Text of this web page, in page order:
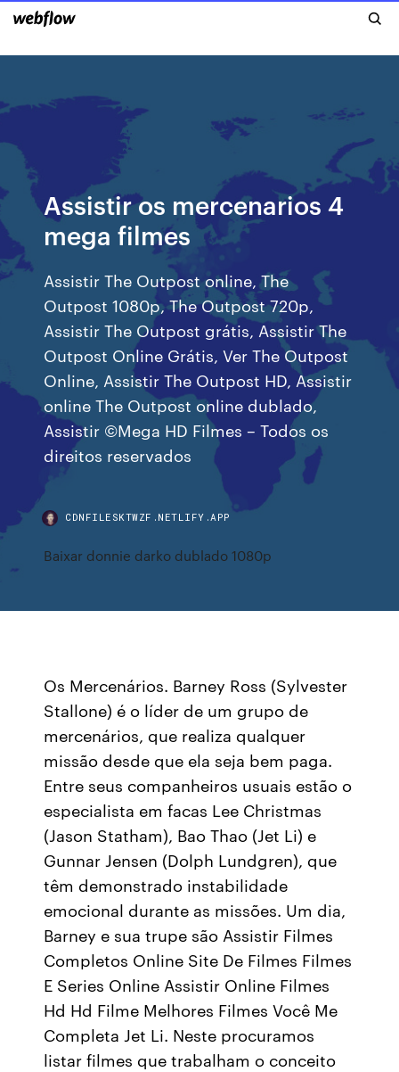
Assistir os mercenarios 4
mega filmes
Assistir The Outpost online, The
Outpost 1080p, The Outpost 720p,
Assistir The Outpost grátis, Assistir The
Outpost Online Grátis, Ver The Outpost
Online, Assistir The Outpost HD, Assistir
online The Outpost online dublado,
Assistir ©Mega HD Filmes – Todos os
direitos reservados
CDNFILESKTWZF.NETLIFY.APP
Baixar donnie darko dublado 1080p
Os Mercenários. Barney Ross (Sylvester
Stallone) é o líder de um grupo de
mercenários, que realiza qualquer
missão desde que ela seja bem paga.
Entre seus companheiros usuais estão o
especialista em facas Lee Christmas
(Jason Statham), Bao Thao (Jet Li) e
Gunnar Jensen (Dolph Lundgren), que
têm demonstrado instabilidade
emocional durante as missões. Um dia,
Barney e sua trupe são Assistir Filmes
Completos Online Site De Filmes Filmes
E Series Online Assistir Online Filmes
Hd Hd Filme Melhores Filmes Você Me
Completa Jet Li. Neste procuramos
listar filmes que trabalham o conceito